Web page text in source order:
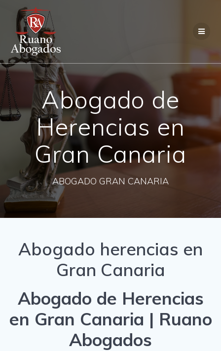
Abogado de
Herencias en
Gran Canaria
ABOGADO GRAN CANARIA
Abogado herencias en
Gran Canaria
Abogado de Herencias
en Gran Canaria | Ruano
Abogados